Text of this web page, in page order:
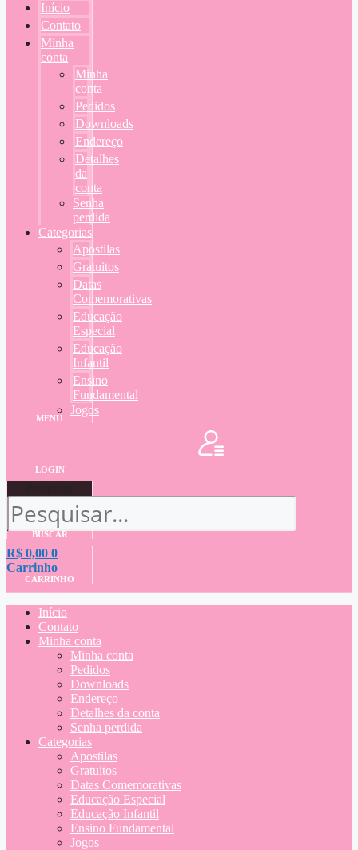
Início
Contato
Minha
conta
Minha
conta
Pedidos
Downloads
Endereço
Detalhes
da
conta
Senha
perdida
Categorias
Apostilas
Gratuitos
Datas
Comemorativas
Educação
Especial
Educação
Infantil
Ensino
Fundamental
Jogos
MENU
LOGIN
BUSCAR
R$ 0,00 0
Carrinho
CARRINHO
Início
Contato
Minha conta
Minha conta
Pedidos
Downloads
Endereço
Detalhes da conta
Senha perdida
Categorias
Apostilas
Gratuitos
Datas Comemorativas
Educação Especial
Educação Infantil
Ensino Fundamental
Jogos